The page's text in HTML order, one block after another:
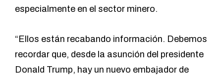
especialmente en el sector minero.
“Ellos están recabando información. Debemos
recordar que, desde la asunción del presidente
Donald Trump, hay un nuevo embajador de